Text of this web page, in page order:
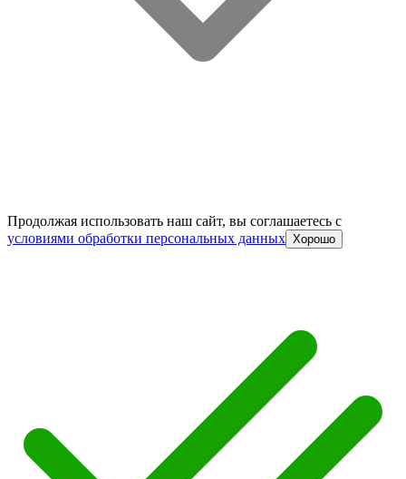
Продолжая использовать наш сайт, вы соглашаетесь c
условиями обработки персональных данных Хорошо